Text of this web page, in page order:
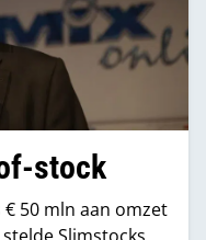
stock
50 mln aan omzet